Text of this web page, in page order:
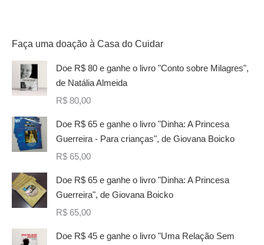
Faça uma doação à Casa do Cuidar
Doe R$ 80 e ganhe o livro "Conto sobre Milagres",
de Natália Almeida
R$ 80,00
Doe R$ 65 e ganhe o livro "Dinha: A Princesa
Guerreira - Para crianças", de Giovana Boicko
R$ 65,00
Doe R$ 65 e ganhe o livro "Dinha: A Princesa
Guerreira", de Giovana Boicko
R$ 65,00
Doe R$ 45 e ganhe o livro "Uma Relação Sem